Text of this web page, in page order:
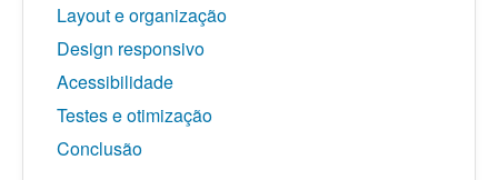
Layout e organização
Design responsivo
Acessibilidade
Testes e otimização
Conclusão